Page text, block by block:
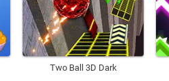
Two Ball 3D Dark